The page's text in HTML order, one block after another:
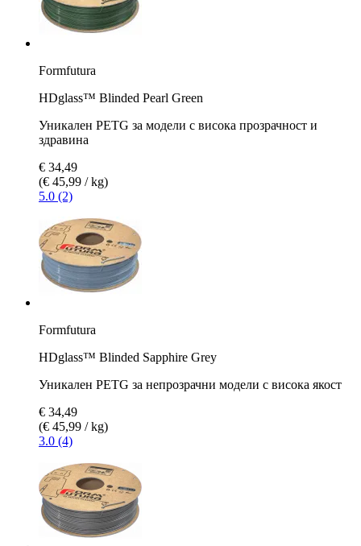
Formfutura
HDglass™ Blinded Pearl Green
Уникален PETG за модели с висока прозрачност и
здравина
€ 34,49
(€ 45,99 / kg)
5.0 (2)
Formfutura
HDglass™ Blinded Sapphire Grey
Уникален PETG за непрозрачни модели с висока якост
€ 34,49
(€ 45,99 / kg)
3.0 (4)